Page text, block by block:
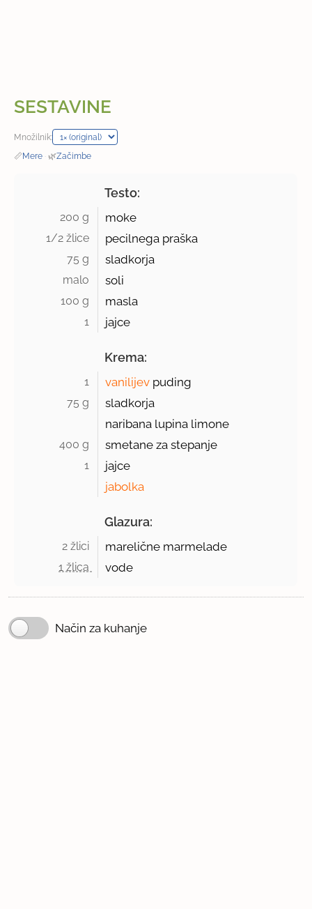
SESTAVINE
Množilnik:
📏Mere · 🌿Začimbe
Testo:
200 g moke
1/2 žlice pecilnega praška
75 g sladkorja
malo soli
100 g masla
1 jajce
Krema:
1 vanilijev puding
75 g
sladkorja
naribana lupina limone
400 g smetane za stepanje
1
jajce
jabolka
Glazura:
2 žlici marelične marmelade
1 žlica vode
Način za kuhanje